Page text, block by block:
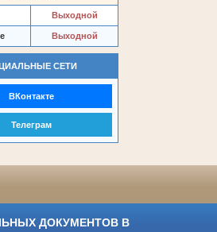
Выходной
Выходной
СЕТИ
ВКонтакте
Телеграм
ДОКУМЕНТОВ В